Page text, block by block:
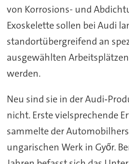
von Korrosions- und
Exoskelette sollen bei Audi
standortübergreifend an
ausgewählten
werden.
Neu sind sie in der
nicht. Erste vielsprechende
sammelte der
ungarischen Werk in Győr.